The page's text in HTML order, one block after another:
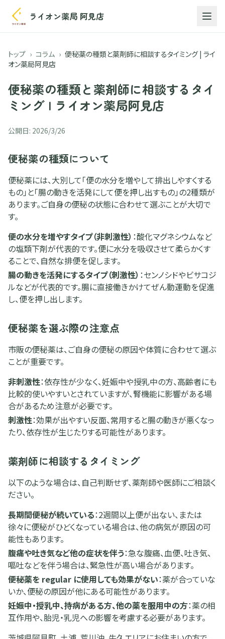
ライオン薬局 阿見店
トップ › コラム › 便秘薬の種類と薬剤師に相談するタイミング | ライ
オン薬局阿見店
便秘薬の種類と薬剤師に相談するタイ
ミング | ライオン薬局阿見店
公開日: 2026/3/26
便秘薬の種類について
便秘薬には、大別して「便の水分を増やして排出しやすくする
もの」と「腸の動きを活発にして便を押し出すもの」の2種類が
あります。ご自身の便秘の状態に合わせて選ぶことが大切で
す。
便の水分を増やすタイプ（非刺激性） ：酸化マグネシウムなど
の塩類下剤が代表的です。便に水分を吸収させて柔らかくす
ることで、自然な排便を促します。
腸の動きを活発にするタイプ（刺激性） ：センノシドやビサコジ
ルなどが代表的です。腸に直接働きかけてぜん動運動を促進
し、便を押し出します。
便秘薬を選ぶ際の注意点
市販の便秘薬は、ご自身の便秘の原因や体質に合わせて選ぶ
ことが重要です。
非刺激性：依存性が少なく、妊娠中や授乳中の方、高齢者にも
比較的使いやすいとされていますが、腎機能に影響がある場
合があるため注意が必要です。
刺激性：効果が出やすい反面、常用すると腸の動きが悪くなっ
たり、依存性が生じたりする可能性があります。
薬剤師に相談するタイミング
以下のような場合は、自己判断せず、薬剤師や医師にご相談く
ださい。
長期間便秘が続いている：2週間以上便が出ない、または
徐々に便秘がひどくなっている場合は、他の病気が原因の可
能性もあります。
腹痛や吐き気など他の症状を伴う：急な腹痛、血便、吐き気、
嘔吐などを伴う場合は、緊急性が高い場合があります。
便秘薬を regular に使用しても効果がない：薬が合っていな
いか、便秘の原因が他にある可能性があります。
妊娠中・授乳中、持病がある方、他の薬を服用中の方：薬の相
互作用や、胎児・乳児への影響を考慮する必要があります。